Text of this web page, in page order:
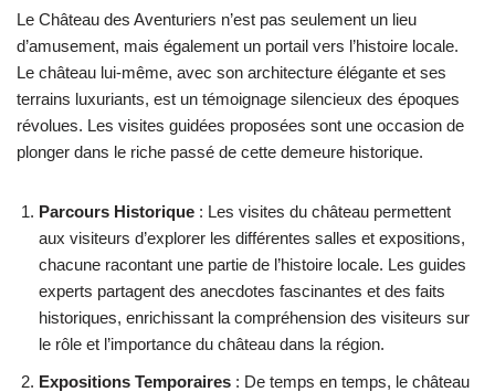
Le Château des Aventuriers n’est pas seulement un lieu
d’amusement, mais également un portail vers l’histoire locale.
Le château lui-même, avec son architecture élégante et ses
terrains luxuriants, est un témoignage silencieux des époques
révolues. Les visites guidées proposées sont une occasion de
plonger dans le riche passé de cette demeure historique.
Parcours Historique : Les visites du château permettent
aux visiteurs d’explorer les différentes salles et expositions,
chacune racontant une partie de l’histoire locale. Les guides
experts partagent des anecdotes fascinantes et des faits
historiques, enrichissant la compréhension des visiteurs sur
le rôle et l’importance du château dans la région.
Expositions Temporaires : De temps en temps, le château